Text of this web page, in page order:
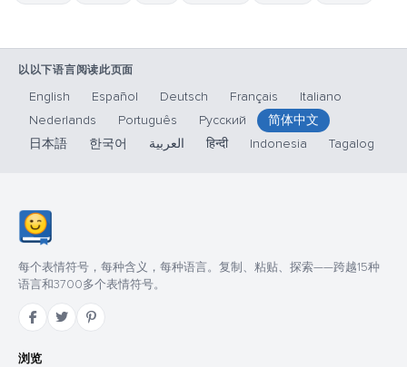
以以下语言阅读此页面
English Español Deutsch Français
Italiano
Nederlands
Português Русский
简体中文
日本語
한국어 العربية हिन्दी Indonesia Tagalog
每个表情符号，每种含义，每种语言。复制、粘贴、探索——跨越15种
语言和3700多个表情符号。
浏览